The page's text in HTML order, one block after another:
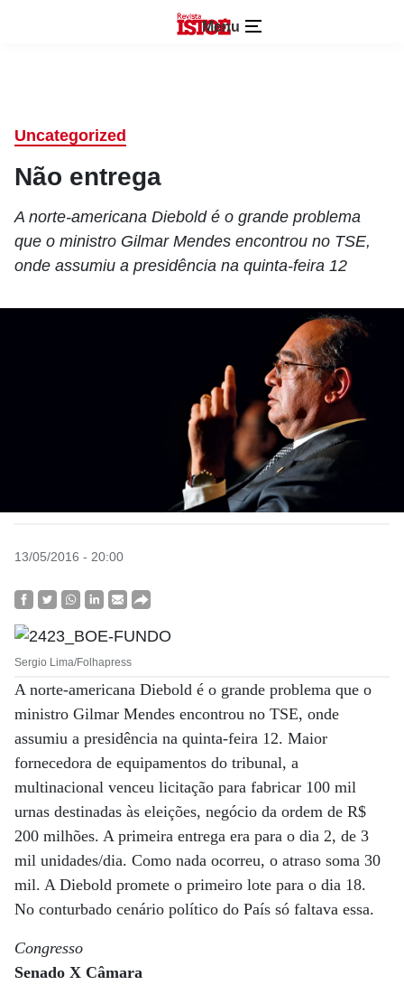
Menu
Uncategorized
Não entrega
A norte-americana Diebold é o grande problema
que o ministro Gilmar Mendes encontrou no TSE,
onde assumiu a presidência na quinta-feira 12
13/05/2016 - 20:00
Sergio Lima/Folhapress
A norte-americana Diebold é o grande problema que o
ministro Gilmar Mendes encontrou no TSE, onde
assumiu a presidência na quinta-feira 12. Maior
fornecedora de equipamentos do tribunal, a
multinacional venceu licitação para fabricar 100 mil
urnas destinadas às eleições, negócio da ordem de R$
200 milhões. A primeira entrega era para o dia 2, de 3
mil unidades/dia. Como nada ocorreu, o atraso soma 30
mil. A Diebold promete o primeiro lote para o dia 18.
No conturbado cenário político do País só faltava essa.
Congresso
Senado X Câmara